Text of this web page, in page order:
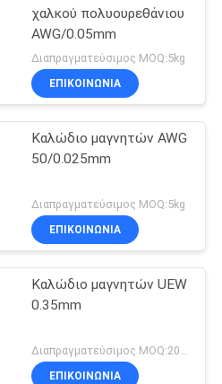
χαλκού πολυουρεθάνιου
AWG/0.05mm
Διαπραγματεύσιμος MOQ:5kg
ΕΠΙΚΟΙΝΩΝΙΑ
Καλώδιο μαγνητών AWG
50/0.025mm
Διαπραγματεύσιμος MOQ:5kg
ΕΠΙΚΟΙΝΩΝΙΑ
Καλώδιο μαγνητών UEW
0.35mm
ΕΠΙΚΟΙΝΩΝΙΑ